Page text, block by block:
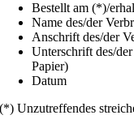
Bestellt am (*)/
Name des/der
Anschrift des/der
Unterschrift des/
Papier)
Datum
(*) Unzutreffendes